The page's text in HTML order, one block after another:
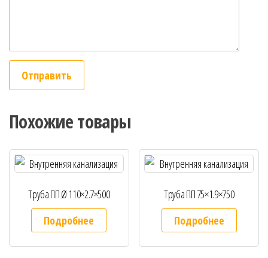
Похожие товары
Труба ПП Ø 110×2.7×500
Подробнее
Труба ПП 75×1.9×750
Подробнее